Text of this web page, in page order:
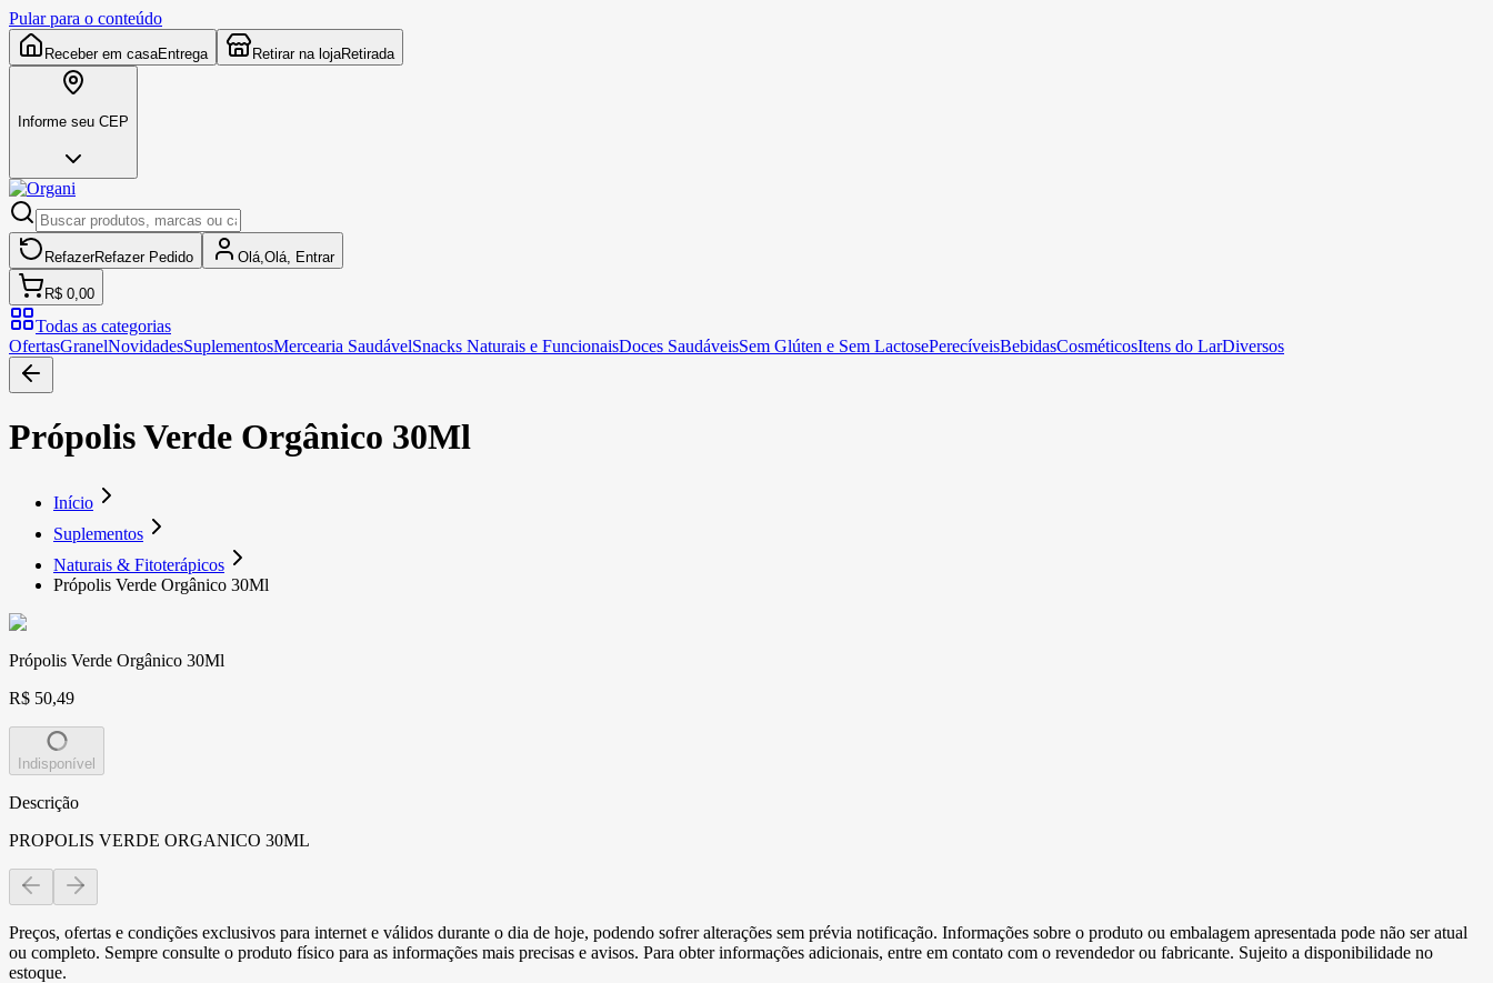
Pular para o conteúdo
Receber em casaEntrega Retirar na lojaRetirada
Informe seu CEP
RefazerRefazer Pedido Olá, Olá, Entrar
R$ 0,00
Todas as categorias
OfertasGranelNovidadesSuplementosMercearia SaudávelSnacks Naturais e FuncionaisDoces SaudáveisSem Glúten e Sem LactosePerecíveisBebidasCosméticosItens do LarDiversos
Própolis Verde Orgânico 30Ml
Início
Suplementos
Naturais & Fitoterápicos
Própolis Verde Orgânico 30Ml
Própolis Verde Orgânico 30Ml
R$ 50,49
Indisponível
Descrição
PROPOLIS VERDE ORGANICO 30ML
Preços, ofertas e condições exclusivos para internet e válidos durante o dia de hoje, podendo sofrer alterações sem prévia notificação. Informações sobre o produto ou embalagem apresentada pode não ser atual
ou completo. Sempre consulte o produto físico para as informações mais precisas e avisos. Para obter informações adicionais, entre em contato com o revendedor ou fabricante. Sujeito a disponibilidade no
estoque.